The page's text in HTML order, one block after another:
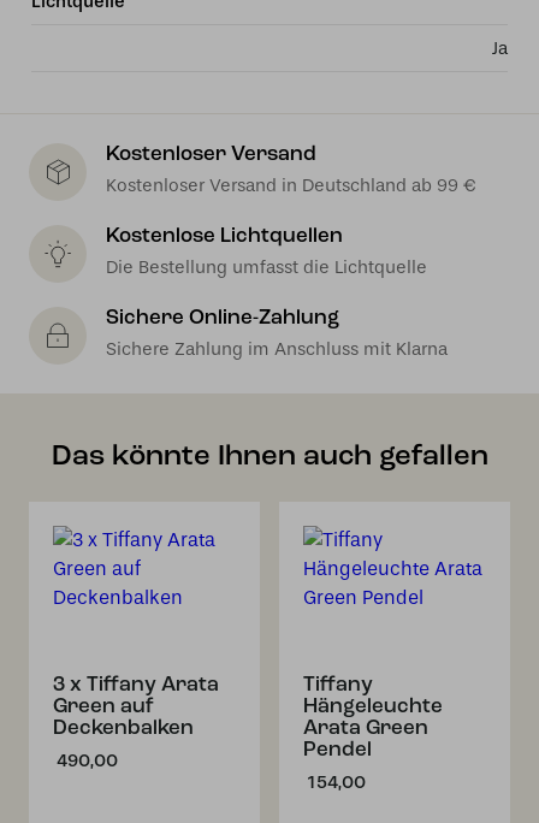
Ja
Kostenloser Versand
Kostenloser Versand in Deutschland ab 99 €
Kostenlose Lichtquellen
Die Bestellung umfasst die Lichtquelle
Sichere Online-Zahlung
Sichere Zahlung im Anschluss mit Klarna
Das könnte Ihnen auch gefallen
3 x Tiffany Arata
Green auf
Deckenbalken
490,00
Tiffany
Hängeleuchte
Arata Green
Pendel
154,00